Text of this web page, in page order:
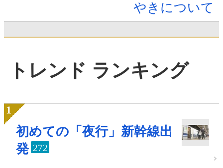
やきについて
トレンド ランキング
初めての「夜行」新幹線出
発 272